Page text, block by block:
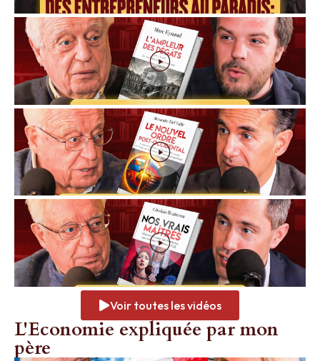
Voir toutes les vidéos
L'Economie expliquée par mon
père